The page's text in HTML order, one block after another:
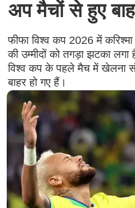
अप मैचों से हुए
फीफा विश्व कप 2026 में
की उम्मीदों को तगड़ा झटका लगा
विश्व कप के पहले मैच में खेलना
बाहर हो गए हैं।